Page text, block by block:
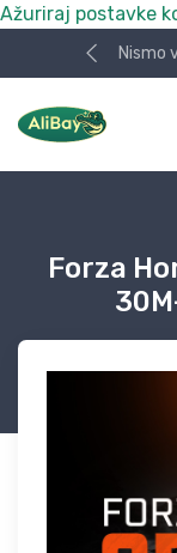
Ažuriraj postavke
Nismo
Forza